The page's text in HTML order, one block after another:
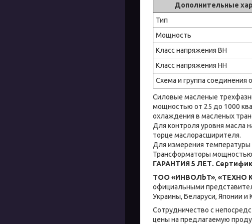
Дополнительные
Тип
Мощность
Класс напряжения ВН
Класс напряжения НН
Схема и группа соединения
Силовые масленые
мощностью от 25 до 1000
охлаждения в масленых
Для контроля уровня масла
торце маслорасширителя.
Для измерения
Трансформаторы
ГАРАНТИЯ 5 ЛЕТ.
ТОО «ИНBOЛbT», «ТЕХНО
официальными
Украины, Беларуси, Японии и
Сотрудничество с
цены на предлагаемую